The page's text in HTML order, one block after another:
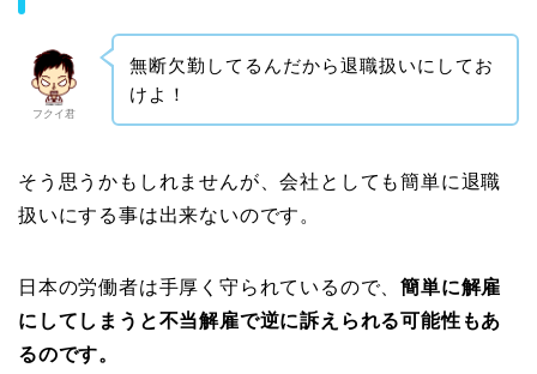
フクイ君
無断欠勤してるんだから退職扱いにしてお
けよ！
そう思うかもしれませんが、会社としても簡単に退職
扱いにする事は出来ないのです。
日本の労働者は手厚く守られているので、簡単に解雇
にしてしまうと不当解雇で逆に訴えられる可能性もあ
るのです。